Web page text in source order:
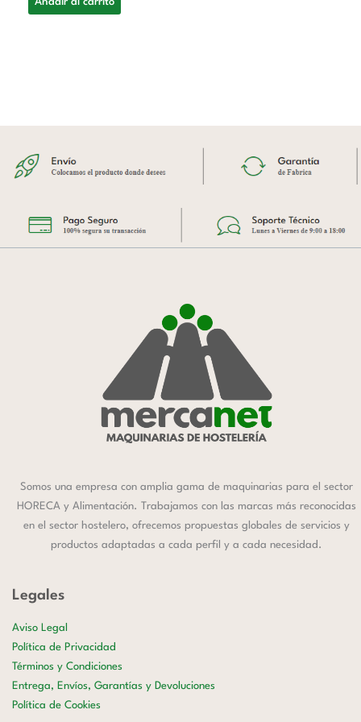
Añadir al carrito
Somos una empresa con amplia gama de maquinarias para el sector
HORECA y Alimentación. Trabajamos con las marcas más reconocidas
en el sector hostelero, ofrecemos propuestas globales de servicios y
productos adaptadas a cada perfil y a cada necesidad.
Legales
Aviso Legal
Política de Privacidad
Términos y Condiciones
Entrega, Envíos, Garantías y Devoluciones
Política de Cookies